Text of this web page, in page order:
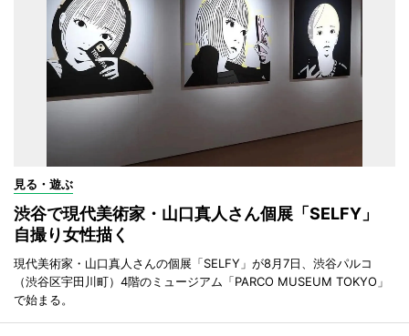
見る・遊ぶ
渋谷で現代美術家・山口真人さん個展「SELFY」
自撮り女性描く
現代美術家・山口真人さんの個展「SELFY」が8月7日、渋谷パルコ
（渋谷区宇田川町）4階のミュージアム「PARCO MUSEUM TOKYO」
で始まる。